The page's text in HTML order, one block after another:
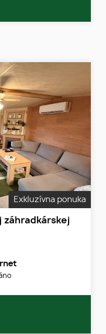
Exkluzívna ponuka
záhradkárskej